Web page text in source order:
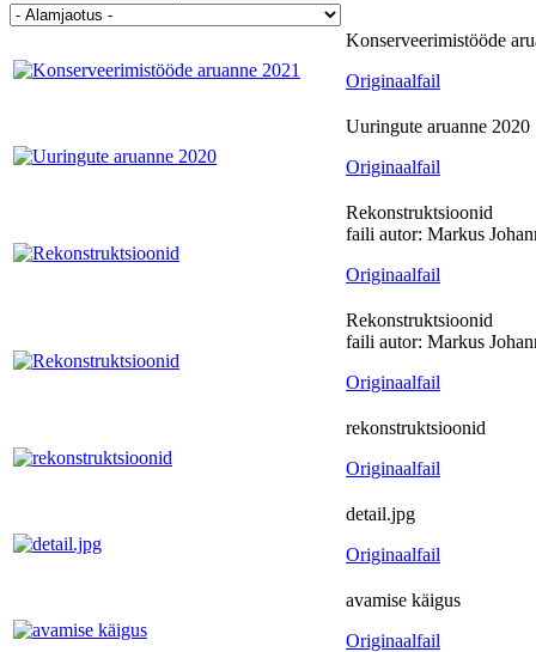
Konserveerimistööde
Originaalfail
Uuringute aruanne 2020
Originaalfail
Rekonstruktsioonid
faili autor: Markus
Originaalfail
Rekonstruktsioonid
faili autor: Markus
Originaalfail
rekonstruktsioonid
Originaalfail
detail.jpg
Originaalfail
avamise käigus
Originaalfail